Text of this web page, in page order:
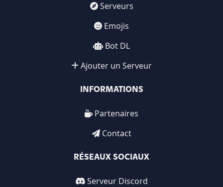
Serveurs
Emojis
Bot DL
Ajouter un Serveur
INFORMATIONS
Partenaires
Contact
RÉSEAUX SOCIAUX
Serveur Discord